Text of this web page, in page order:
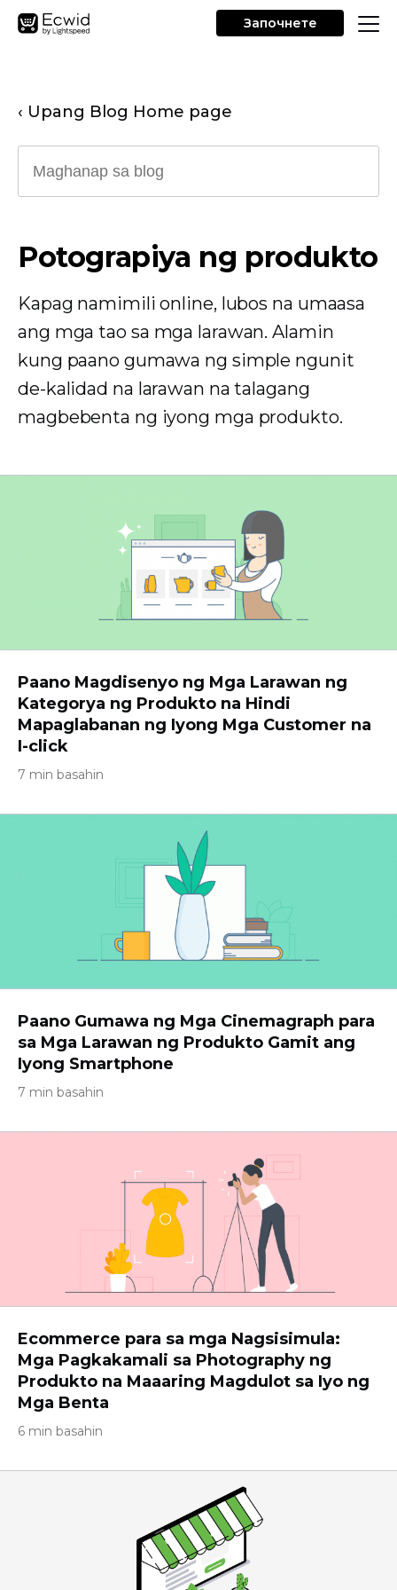
Започнете
‹ Upang Blog Home page
Potograpiya ng produkto
Kapag namimili online, lubos na umaasa
ang mga tao sa mga larawan. Alamin
kung paano gumawa ng simple ngunit
de-kalidad na larawan na talagang
magbebenta ng iyong mga produkto.
Paano Magdisenyo ng Mga Larawan ng
Kategorya ng Produkto na Hindi
Mapaglabanan ng Iyong Mga Customer na
I-click
7 min basahin
Paano Gumawa ng Mga Cinemagraph para
sa Mga Larawan ng Produkto Gamit ang
Iyong Smartphone
7 min basahin
Ecommerce para sa mga Nagsisimula:
Mga Pagkakamali sa Photography ng
Produkto na Maaaring Magdulot sa Iyo ng
Mga Benta
6 min basahin